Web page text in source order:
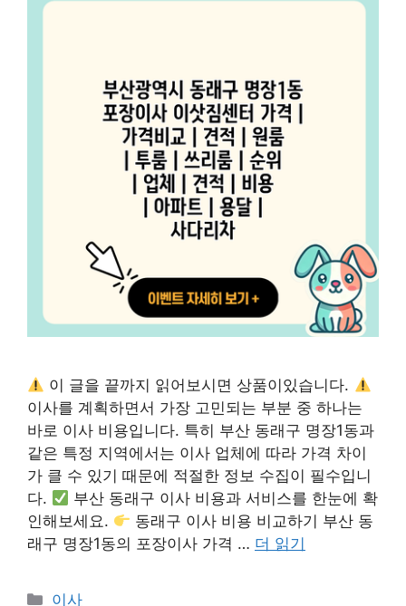
이 글을 끝까지 읽어보시면 상품이있습니다.
이사를 계획하면서 가장 고민되는 부분 중 하나는
바로 이사 비용입니다. 특히 부산 동래구 명장1동과
같은 특정 지역에서는 이사 업체에 따라 가격 차이
가 클 수 있기 때문에 적절한 정보 수집이 필수입니
다.
부산 동래구 이사 비용과 서비스를 한눈에 확
인해보세요.
동래구 이사 비용 비교하기 부산 동
래구 명장1동의 포장이사 가격 … 더 읽기
카
이사